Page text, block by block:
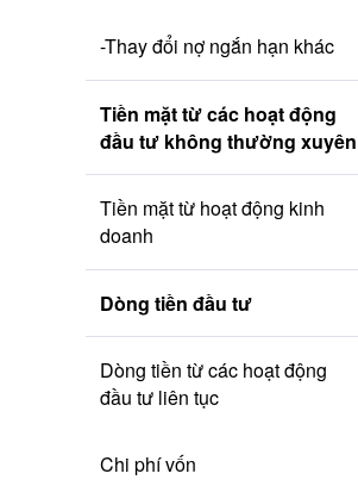
-Thay đổi nợ ngắn hạn khác
Tiền mặt từ các hoạt động
đầu tư không thường xuyên
Tiền mặt từ hoạt động kinh
doanh
Dòng tiền đầu tư
Dòng tiền từ các hoạt động
đầu tư liên tục
Chi phí vốn